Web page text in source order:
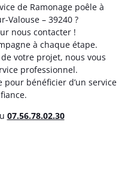
de Ramonage poêle à
Valouse – 39240 ?
nous contacter !
à chaque étape.
votre projet, nous vous
professionnel.
pour bénéficier d’un service
07.56.78.02.30